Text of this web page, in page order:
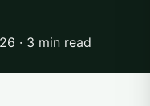
· 3 min read